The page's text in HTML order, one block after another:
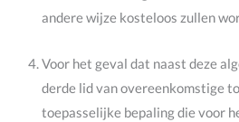
andere wijze kosteloos zullen
Voor het geval dat naast deze
derde lid van overeenkomstige
toepasselijke bepaling die voor